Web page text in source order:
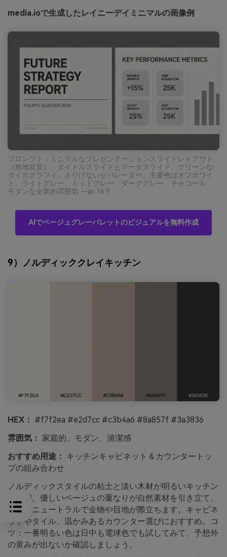
media.ioで生成したレイニーデイミニマルの画像例
プロンプト：ミニマルなプレゼンテーションスライドレイアウト
（無地背景）、タイトルスライドとデータスライド、クリーンな
タイポグラフィ、さりげないセパレーター、主要色はオフホワイ
ト、ライトグレー、ミッドグレー、ダークグレー、チャコール、
モダンな企業的雰囲気 --ar 16:9
AIでベージュグレーパレットのビジュアルを無料作成
9）ノルディッククレイキッチン
HEX： #f7f2ea #e2d7cc #c3b4a6 #8a857f #3a3836
雰囲気： 家庭的、モダン、清潔感
おすすめ用途： キッチンキャビネット＆カウンタートッ
プの組み合わせ
ノルディックスタイルの粘土と淡い木材が明るいキッチン
に調和。優しいベージュの重なりが自然素材を引き立て、
深めのニュートラルで金物や目地が際立ちます。キャビネ
ットやタイル、温かみあるカウンター選びにおすすめ。コ
ツ：一番明るい色は日中も電球色でも試してみて、予想外
の黄みが出ないか確認しましょう。